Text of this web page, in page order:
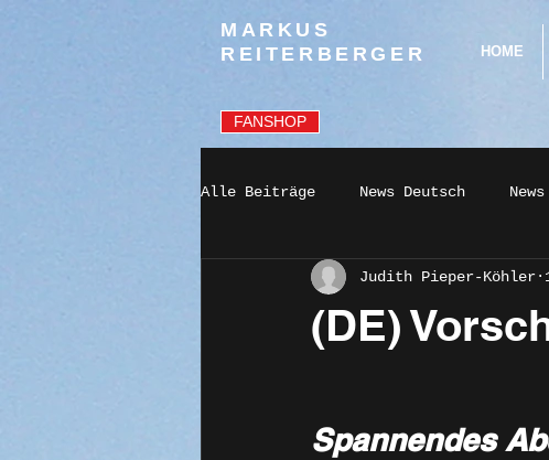
MARKUS
REITERBERGER
HOME
FANSHOP
Alle Beiträge News Deutsch
(DE)
Judith Pieper-Köhler
Spannendes